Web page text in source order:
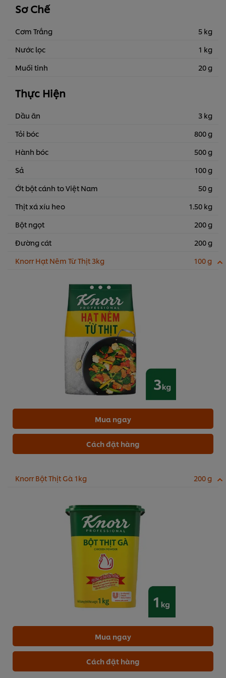
Sơ Chế
Cơm Trắng
5 kg
Nước lọc
1 kg
Muối tinh
20 g
Thực Hiện
Dầu ăn
3 kg
Tỏi bóc
800 g
Hành bóc
500 g
Sả
100 g
Ớt bột cánh to Việt Nam
50 g
Thịt xá xíu heo
1.50 kg
Bột ngọt
200 g
Đường cát
200 g
Knorr Hạt Nêm Từ Thịt 3kg
100 g
Mua ngay
Cách đặt hàng
Knorr Bột Thịt Gà 1kg 200 g
Mua ngay
Cách đặt hàng